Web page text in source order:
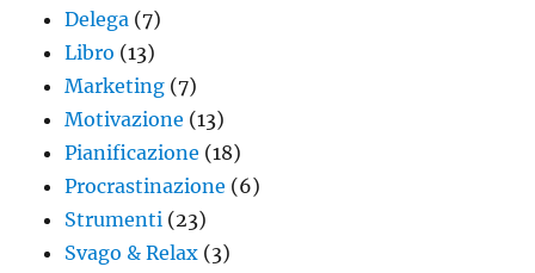
Delega (7)
Libro (13)
Marketing (7)
Motivazione (13)
Pianificazione (18)
Procrastinazione (6)
Strumenti (23)
Svago & Relax (3)